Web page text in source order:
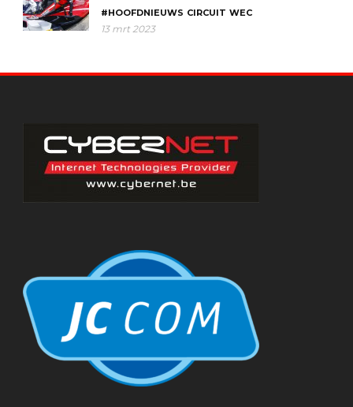
#HOOFDNIEUWS CIRCUIT WEC
13 mrt 2023